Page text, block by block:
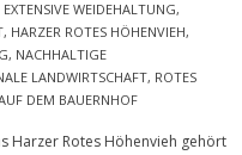
EXTENSIVE WEIDEHALTUNG,
, HARZER ROTES HÖHENVIEH,
, NACHHALTIGE
LANDWIRTSCHAFT, ROTES
DEM BAUERNHOF
Harzer Rotes Höhenvieh gehört